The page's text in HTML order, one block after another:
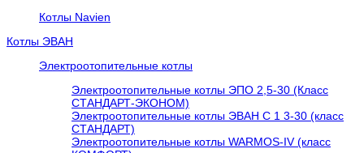
Котлы Navien
Котлы ЭВАН
Электроотопительные котлы
Электроотопительные котлы ЭПО 2,5-30 (Класс
СТАНДАРТ-ЭКОНОМ)
Электроотопительные котлы ЭВАН С 1 3-30 (класс
СТАНДАРТ)
Электроотопительные котлы WARMOS-IV (класс